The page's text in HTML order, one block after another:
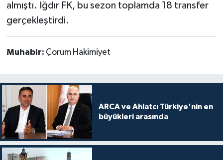
almıştı. Iğdır FK, bu sezon toplamda 18 transfer
gerçekleştirdi.
Muhabir: Çorum Hakimiyet
ARCA ve Ahlatcı Türkiye'nin en
büyükleri arasında